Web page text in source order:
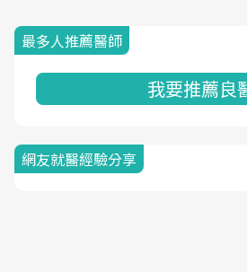
最多人推薦醫師
我要推薦良
網友就醫經驗分享